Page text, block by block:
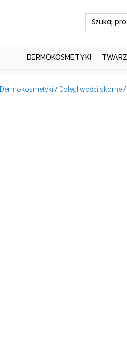
Search
for:
DERMOKOSMETYKI TWARZ
Dermokosmetyki / Dolegliwości skórne /